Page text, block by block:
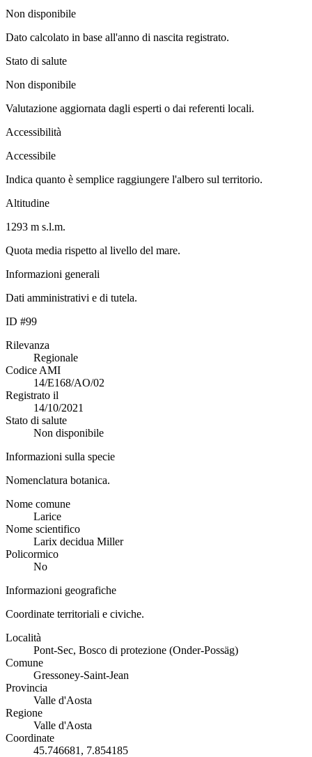
Non disponibile
Dato calcolato in base all'anno di nascita registrato.
Stato di salute
Non disponibile
Valutazione aggiornata dagli esperti o dai referenti locali.
Accessibilità
Accessibile
Indica quanto è semplice raggiungere l'albero sul territorio.
Altitudine
1293 m s.l.m.
Quota media rispetto al livello del mare.
Informazioni generali
Dati amministrativi e di tutela.
ID #99
Rilevanza
Regionale
Codice AMI
14/E168/AO/02
Registrato il
14/10/2021
Stato di salute
Non disponibile
Informazioni sulla specie
Nomenclatura botanica.
Nome comune
Larice
Nome scientifico
Larix decidua Miller
Policormico
No
Informazioni geografiche
Coordinate territoriali e civiche.
Località
Pont-Sec, Bosco di protezione (Onder-Possäg)
Comune
Gressoney-Saint-Jean
Provincia
Valle d'Aosta
Regione
Valle d'Aosta
Coordinate
45.746681, 7.854185